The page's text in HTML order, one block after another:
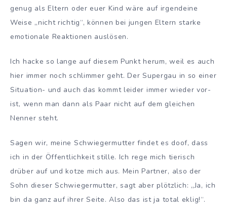
genug als Eltern oder euer Kind wäre auf irgendeine
Weise „nicht richtig“, können bei jungen Eltern starke
emotionale Reaktionen auslösen.
Ich hacke so lange auf diesem Punkt herum, weil es auch
hier immer noch schlimmer geht. Der Supergau in so einer
Situation- und auch das kommt leider immer wieder vor-
ist, wenn man dann als Paar nicht auf dem gleichen
Nenner steht.
Sagen wir, meine Schwiegermutter findet es doof, dass
ich in der Öffentlichkeit stille. Ich rege mich tierisch
drüber auf und kotze mich aus. Mein Partner, also der
Sohn dieser Schwiegermutter, sagt aber plötzlich: „Ja, ich
bin da ganz auf ihrer Seite. Also das ist ja total eklig!“.